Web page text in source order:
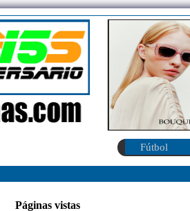
Fútbol
Páginas vistas